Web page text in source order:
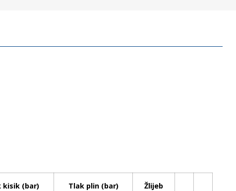
kisik (bar) Tlak plin (bar) Žlijeb